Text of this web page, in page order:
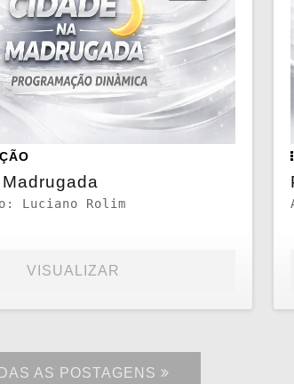
Luciano Rolim
VISUALIZAR
AS POSTAGENS